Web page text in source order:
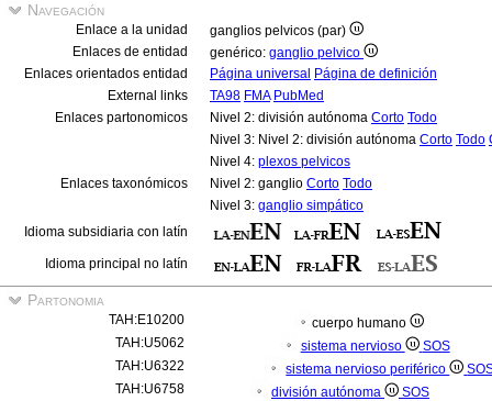
Navegación
Enlace a la unidad
ganglios pelvicos (par)
Enlaces de entidad
genérico: ganglio pelvico
Enlaces orientados entidad
Página universal Página de definición
External links
TA98 FMA PubMed
Enlaces partonomicos
Nivel 2: división autónoma Corto Todo
Nivel 3: Nivel 2: división autónoma Corto Todo
Nivel 4: plexos pelvicos
Enlaces taxonómicos
Nivel 2: ganglio Corto Todo
Nivel 3: ganglio simpático
Idioma subsidiaria con latín
Idioma principal no latín
Partonomia
TAH:E10200
cuerpo humano
TAH:U5062
sistema nervioso
SOS
TAH:U6322
sistema nervioso periférico
TAH:U6758
división autónoma
SOS